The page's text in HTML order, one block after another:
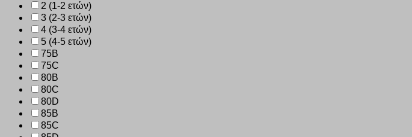
2 (1-2 ετών)
3 (2-3 ετών)
4 (3-4 ετών)
5 (4-5 ετών)
75B
75C
80B
80C
80D
85B
85C